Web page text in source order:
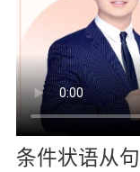
条件状语从句